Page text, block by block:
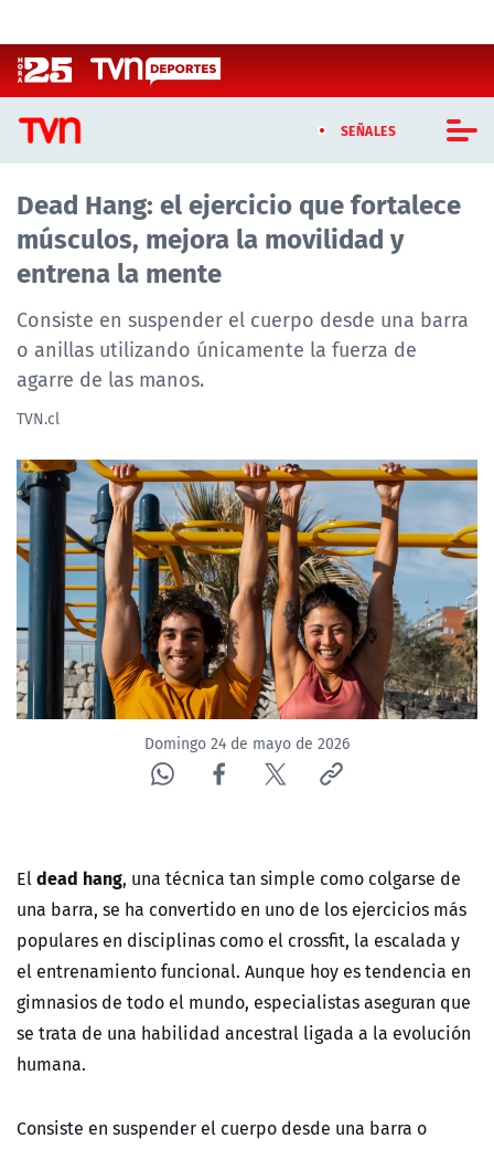
SEÑALES
CASTING MASTERCHEF CHILE
CASTING TVN VERTICAL
TVN VERTICAL
TVN PLAY
PROGRAMAS
TELESERIES
NTV
ACTUALIDAD Y TENDENCIAS
CORPORATIVO Y TRANSPARENCIA
CANAL DE DENUNCIAS
ÁREA DE PROYECTOS
Dead Hang: el ejercicio que fortalece
músculos, mejora la movilidad y
entrena la mente
Consiste en suspender el cuerpo desde una barra
o anillas utilizando únicamente la fuerza de
agarre de las manos.
TVN.cl
Domingo 24 de mayo de 2026
Eldead hang, una técnica tan simple como colgarse de
una barra, se ha convertido en uno de los ejercicios más
populares en disciplinas como el crossfit, la escalada y
el entrenamiento funcional. Aunque hoy es tendencia en
gimnasios de todo el mundo, especialistas aseguran que
se trata de una habilidad ancestral ligada a la evolución
humana.
Consiste en suspender el cuerpo desde una barra o